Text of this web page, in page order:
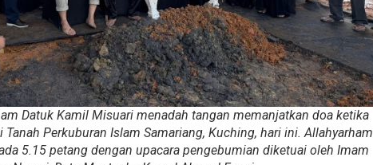
Datuk Kamil Misuari menadah tangan memanjatkan doa ketika
Perkuburan Islam Samariang, Kuching, hari ini. Allahyarham
5.15 petang dengan upacara pengebumian diketuai oleh Imam